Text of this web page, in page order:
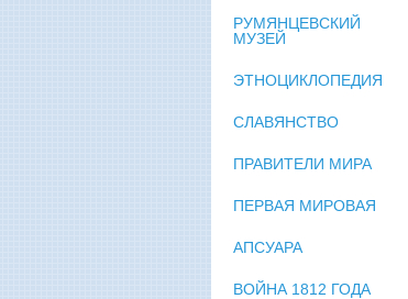
РУМЯНЦЕВСКИЙ
МУЗЕЙ
ЭТНОЦИКЛОПЕДИЯ
СЛАВЯНСТВО
ПРАВИТЕЛИ МИРА
ПЕРВАЯ МИРОВАЯ
АПСУАРА
ВОЙНА 1812 ГОДА